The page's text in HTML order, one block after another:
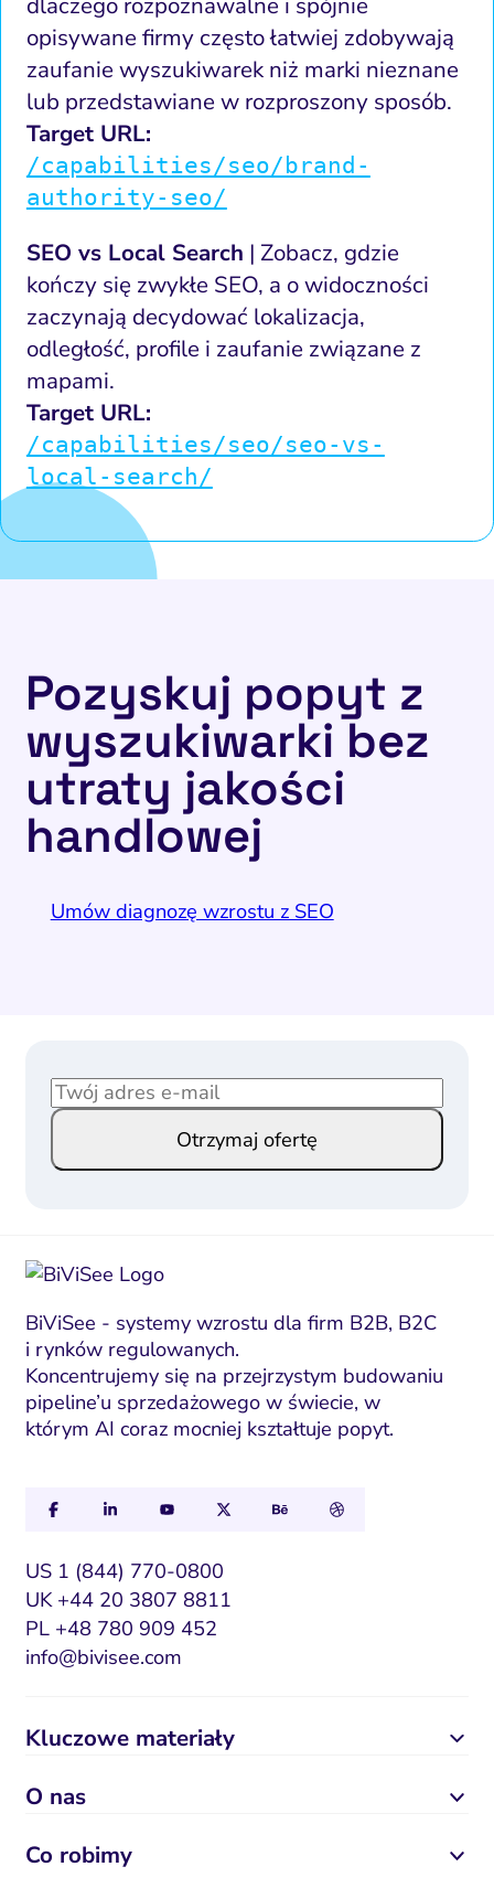
opisywane firmy często łatwiej zdobywają
zaufanie wyszukiwarek niż marki nieznane
lub przedstawiane w rozproszony sposób.
Target URL:
/capabilities/seo/brand-
authority-seo/
SEO vs Local Search | Zobacz, gdzie
kończy się zwykłe SEO, a o widoczności
zaczynają decydować lokalizacja,
odległość, profile i zaufanie związane z
mapami.
Target URL:
/capabilities/seo/seo-vs-
local-search/
Pozyskuj popyt z
wyszukiwarki bez
utraty jakości
handlowej
Umów diagnozę wzrostu z SEO
E
m
m
i
l
E
m
a
E
m
Otrzymaj ofertę
BiViSee - systemy wzrostu dla firm B2B, B2C
i rynków regulowanych.
Koncentrujemy się na przejrzystym budowaniu
pipeline’u sprzedażowego w świecie, w
którym AI coraz mocniej kształtuje popyt.
US 1 (844) 770-0800
UK +44 20 3807 8811
PL +48 780 909 452
info@bivisee.com
Kluczowe materiały
Co robimy
O nas